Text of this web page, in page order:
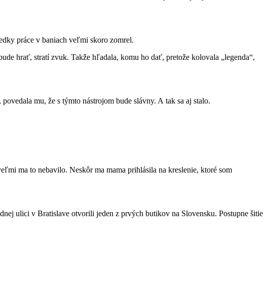
práce v baniach veľmi skoro zomrel.
hrať, stratí zvuk. Takže hľadala, komu ho dať, pretože kolovala „legenda“,
mu, že s týmto nástrojom bude slávny. A tak sa aj stalo.
ma to nebavilo. Neskôr ma mama prihlásila na kreslenie, ktoré som
ulici v Bratislave otvorili jeden z prvých butikov na Slovensku. Postupne šitie